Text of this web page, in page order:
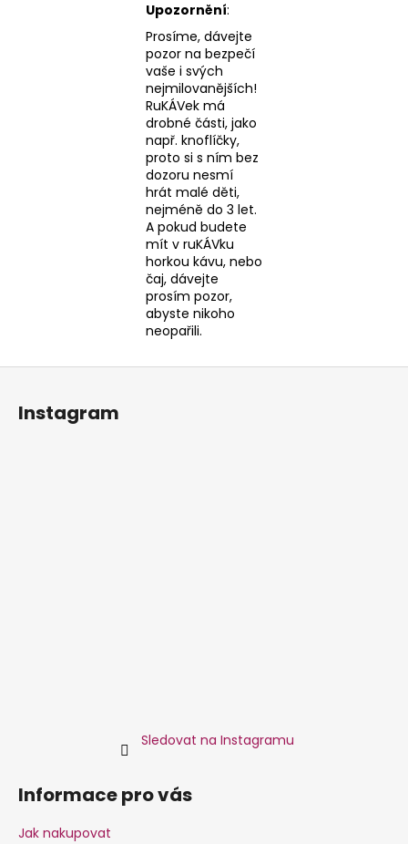
Upozornění:
Prosíme, dávejte
pozor na bezpečí
vaše i svých
nejmilovanějších!
RuKÁVek má
drobné části, jako
např. knoflíčky,
proto si s ním bez
dozoru nesmí
hrát malé děti,
nejméně do 3 let.
A pokud budete
mít v ruKÁVku
horkou kávu, nebo
čaj, dávejte
prosím pozor,
abyste nikoho
neopařili.
Z
Instagram
Sledovat na Instagramu
Informace pro vás
Jak nakupovat